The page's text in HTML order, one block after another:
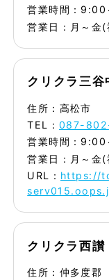
営業時間：
営業日：月～金
クリクラ三谷
住所：高松市
TEL： 087-
営業時間：
営業日：月～金
URL： https://
クリクラ西讃
住所：仲多度郡